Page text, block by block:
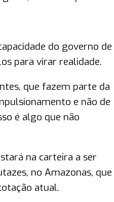
do governo de
para virar realidade.
que fazem parte da
e não de
é algo que não
na carteira a ser
no Amazonas, que
atual.